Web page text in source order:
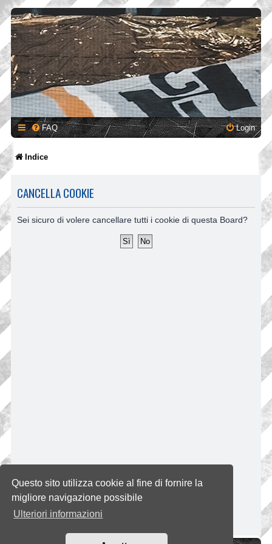
Questo sito utilizza cookie al fine di fornire la
migliore navigazione possibile
Ulteriori informazioni
FAQ Login
Indice
CANCELLA COOKIE
Sei sicuro di volere cancellare tutti i cookie di questa Board?